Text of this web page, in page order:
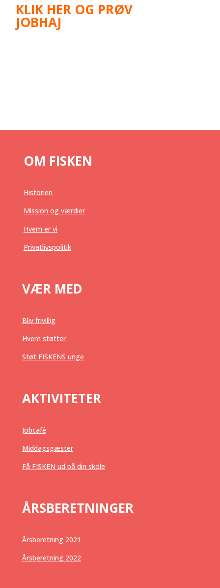
KLIK HER OG PRØV
JOBHAJ
OM FISKEN
Historien
Mission og værdier
Hvem er vi
Privatlivspolitik
VÆR MED
Bliv frivillig
Hvem støtter
Støt FISKENS unge
AKTIVITETER
Jobcafé
Middagsgæster
Få FISKEN ud på din skole
ÅRSBERETNINGER
Årsberetning 2021
Årsberetning 2022